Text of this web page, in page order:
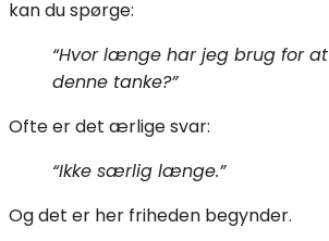
kan du spørge:
“Hvor længe har jeg brug for
denne tanke?”
Ofte er det ærlige svar:
“Ikke særlig længe.”
Og det er her friheden begynder.